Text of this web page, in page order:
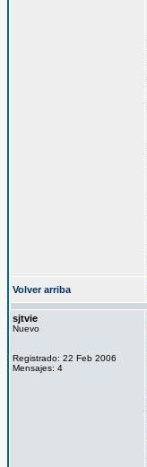
Volver arriba
sjtvie
Nuevo
Registrado: 22 Feb 2006
Mensajes: 4